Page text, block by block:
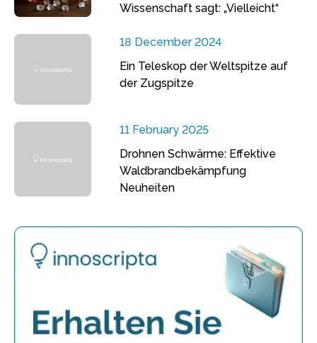
Wissenschaft sagt: „Vielleicht“
18 December 2024
Ein Teleskop der Weltspitze auf
der Zugspitze
11 February 2025
Drohnen Schwärme: Effektive
Waldbrandbekämpfung
Neuheiten